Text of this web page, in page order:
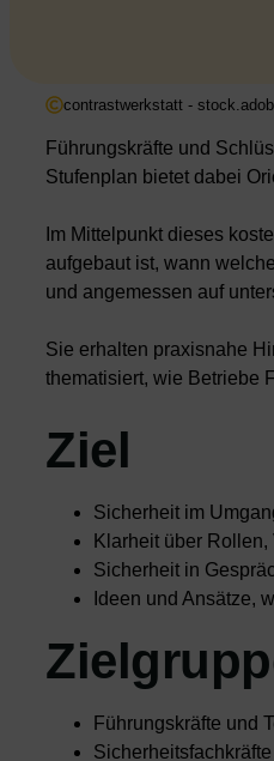
contrastwerkstatt -
Führungskräfte und
Stufenplan bietet dabei
Im Mittelpunkt dieses
aufgebaut ist, wann
und angemessen auf
Sie erhalten praxisnahe
thematisiert, wie Betriebe
Ziel
Sicherheit im
Klarheit über
Sicherheit in
Ideen und Ansätze,
Führungskräfte und